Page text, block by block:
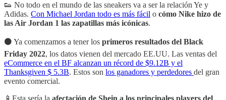
👟 No todo en el mundo de las sneakers va a ser la relación Ye y
Adidas. Con Michael Jordan todo es más fácil o cómo Nike hizo de
las Air Jordan 1 las zapatillas más icónicas.
⚫️ Ya comenzamos a tener los primeros resultados del Black
Friday 2022, los datos vienen del mercado EE.UU. Las ventas del
eCommerce en el BF alcanzan un récord de $9.12B y el
Thanksgiven $ 5.3B. Estos son los ganadores y perdedores del gran
evento comercial.